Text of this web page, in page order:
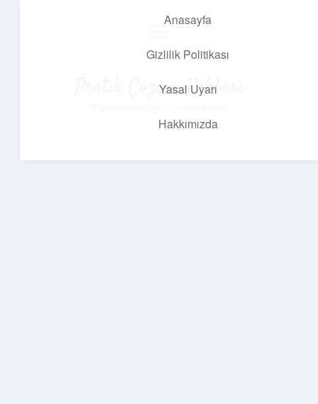
Anasayfa
Gizlilik Politikası
Yasal Uyarı
Hakkımızda
Pratik Çözüm Rehberi